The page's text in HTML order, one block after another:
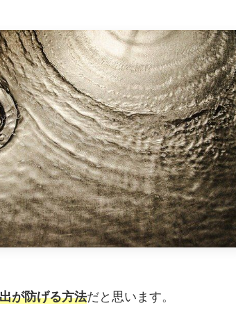
が防げる方法だと思います。